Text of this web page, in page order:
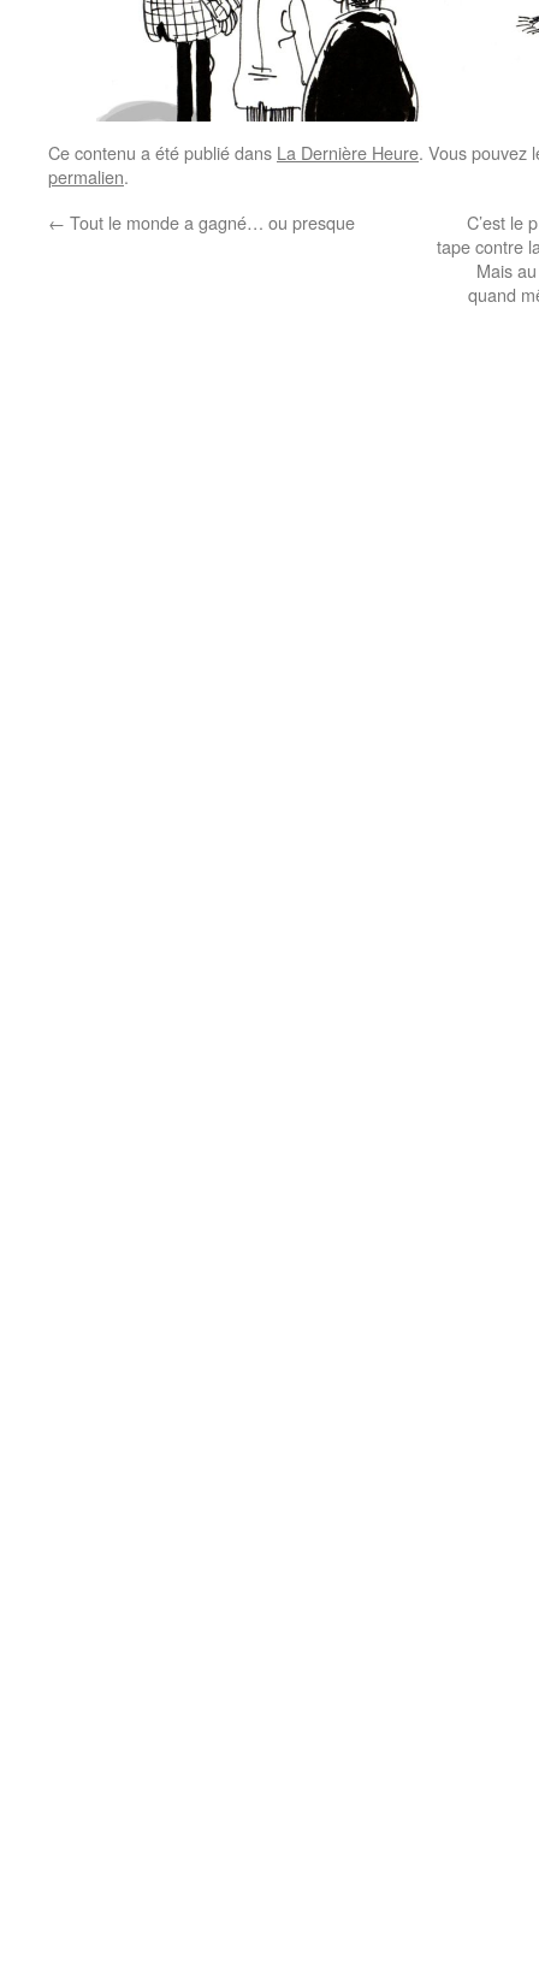
Ce contenu a été publié dans La Dernière Heure. Vous pouvez
permalien.
← Tout le monde a gagné… ou presque
C’est le
tape contre
Mais
quand